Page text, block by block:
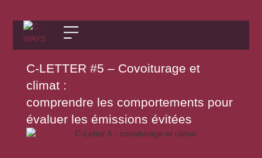
C-LETTER #5 – Covoiturage et
climat :
comprendre les comportements pour
évaluer les émissions évitées